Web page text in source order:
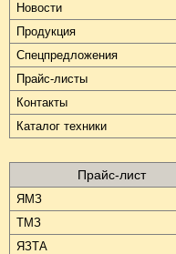
Новости
Продукция
Спецпредложения
Прайс-листы
Контакты
Каталог техники
Прайс-лист
ЯМЗ
ТМЗ
ЯЗТА